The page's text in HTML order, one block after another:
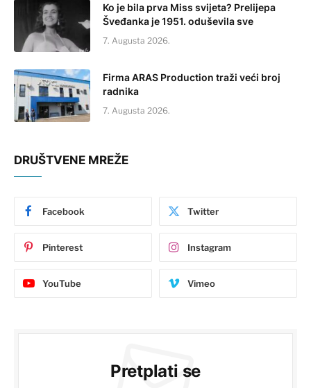
Ko je bila prva Miss svijeta? Prelijepa
Šveđanka je 1951. oduševila sve
7. Augusta 2026.
Firma ARAS Production traži veći broj
radnika
7. Augusta 2026.
DRUŠTVENE MREŽE
Facebook Twitter
Pinterest Instagram
YouTube Vimeo
Pretplati se